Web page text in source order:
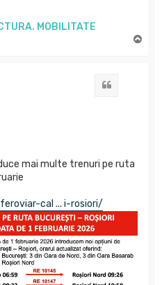
MOBILITATE
mai multe trenuri pe ruta
cal ... i-rosiori/